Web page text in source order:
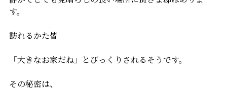
す。
訪れるかた皆
「大きなお家だね」とびっくりされるそうです。
その秘密は、